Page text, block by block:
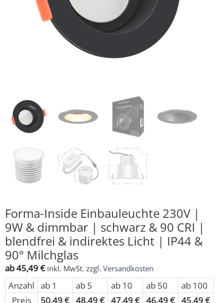
Forma-Inside Einbauleuchte 230V |
9W & dimmbar | schwarz & 90 CRI |
blendfrei & indirektes Licht | IP44 &
90° Milchglas
ab45,49€ inkl. MwSt. zzgl. Versandkosten
Anzahl ab 1 ab 5 ab 10 ab 50
ab 100
Preis
50,49€ 48,49€ 47,49€ 46,49€ 45,49€